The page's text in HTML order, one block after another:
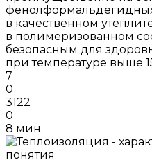
в качественном
в полимеризованном
безопасным для
при температуре выше
7
0
3122
0
8 мин.